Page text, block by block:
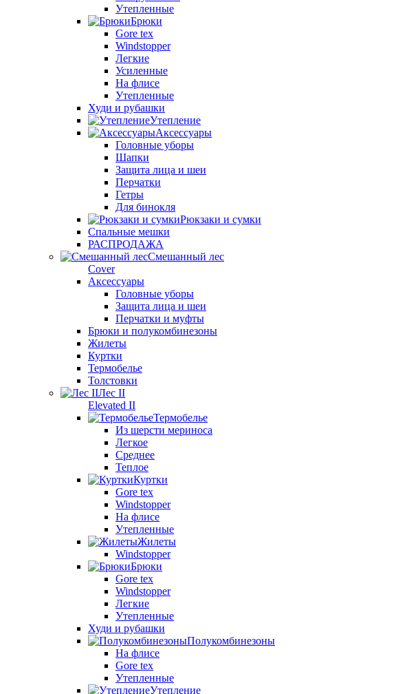
Утепленные
Брюки
Gore tex
Windstopper
Легкие
Усиленные
На флисе
Утепленные
Худи и рубашки
Утепление
Аксессуары
Головные уборы
Шапки
Защита лица и шеи
Перчатки
Гетры
Для бинокля
Рюкзаки и сумки
Спальные мешки
РАСПРОДАЖА
Смешанный лес
Cover
Аксессуары
Головные уборы
Защита лица и шеи
Перчатки и муфты
Брюки и полукомбинезоны
Жилеты
Куртки
Термобелье
Толстовки
Лес II
Elevated II
Термобелье
Из шерсти мериноса
Легкое
Среднее
Теплое
Куртки
Gore tex
Windstopper
На флисе
Утепленные
Жилеты
Windstopper
Брюки
Gore tex
Windstopper
Легкие
Утепленные
Худи и рубашки
Полукомбинезоны
На флисе
Gore tex
Утепленные
Утепление